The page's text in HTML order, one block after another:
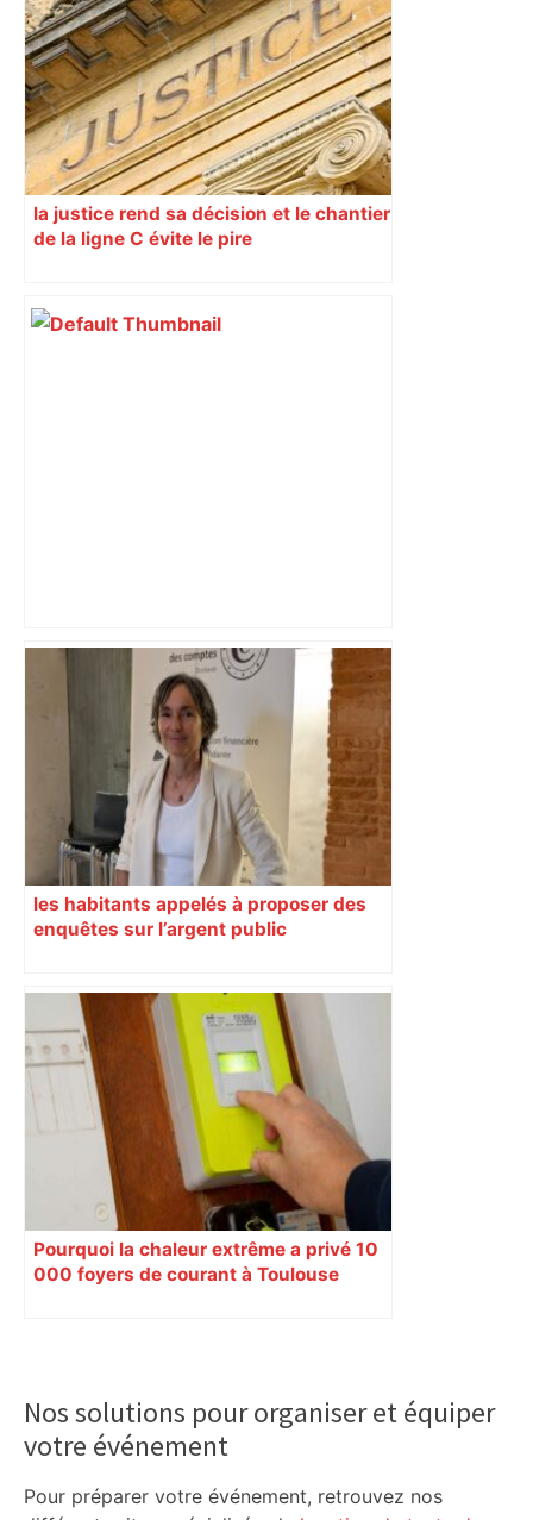
maire veut en finir avec les installations
illégales de gens du voyage – ici.fr
la justice rend sa décision et le chantier
de la ligne C évite le pire
Deux jeunes Toulousains vont pédaler
3 000 km jusqu’à Oslo pour leur ami
d’enfance en fauteuil roulant : un défi
bouleversant de solidarité –
ladepeche.fr
les habitants appelés à proposer des
enquêtes sur l’argent public
Pourquoi la chaleur extrême a privé 10
000 foyers de courant à Toulouse
Sidebar
Nos solutions pour organiser et équiper
votre événement
Pour préparer votre événement, retrouvez nos